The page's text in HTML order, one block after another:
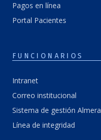
Pagos en línea
Portal Pacientes
FUNCIONARIOS
Intranet
Correo institucional
Sistema de gestión Almera
Línea de integridad